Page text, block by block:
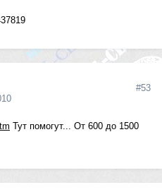
#53
Тут помогут... От 600 до 1500